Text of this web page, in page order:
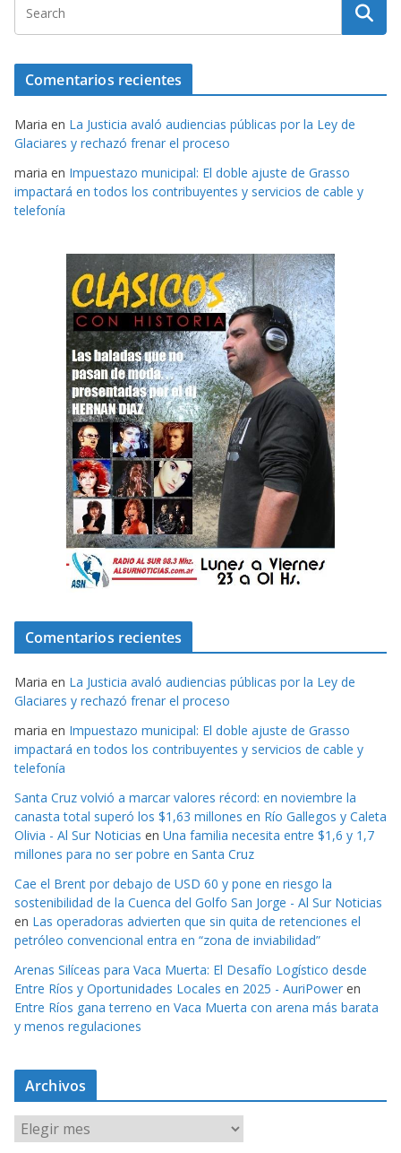
Comentarios recientes
Maria en La Justicia avaló audiencias públicas por la Ley de
Glaciares y rechazó frenar el proceso
maria en Impuestazo municipal: El doble ajuste de Grasso
impactará en todos los contribuyentes y servicios de cable y
telefonía
Comentarios recientes
Maria en La Justicia avaló audiencias públicas por la Ley de
Glaciares y rechazó frenar el proceso
maria en Impuestazo municipal: El doble ajuste de Grasso
impactará en todos los contribuyentes y servicios de cable y
telefonía
Santa Cruz volvió a marcar valores récord: en noviembre la
canasta total superó los $1,63 millones en Río Gallegos y Caleta
Olivia - Al Sur Noticias en Una familia necesita entre $1,6 y 1,7
millones para no ser pobre en Santa Cruz
Cae el Brent por debajo de USD 60 y pone en riesgo la
sostenibilidad de la Cuenca del Golfo San Jorge - Al Sur Noticias
en Las operadoras advierten que sin quita de retenciones el
petróleo convencional entra en “zona de inviabilidad”
Arenas Silíceas para Vaca Muerta: El Desafío Logístico desde
Entre Ríos y Oportunidades Locales en 2025 - AuriPower en
Entre Ríos gana terreno en Vaca Muerta con arena más barata
y menos regulaciones
Archivos
r